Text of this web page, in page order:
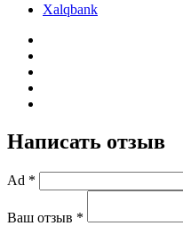
Xalqbank
Написать отзыв
Ad *
Ваш отзыв *